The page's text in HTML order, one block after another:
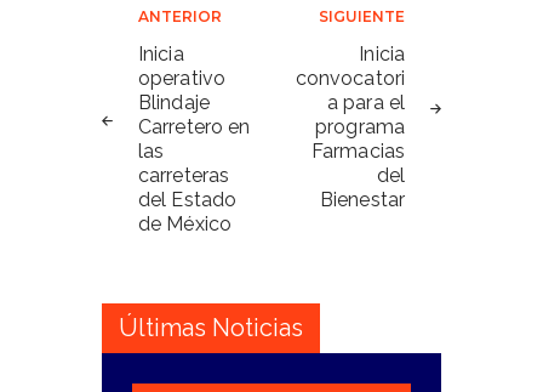
Navegación
de
entradas
ANTERIOR
Inicia
operativo
Blindaje
Carretero en
las
carreteras
del Estado
de México
SIGUIENTE
Inicia
convocatori
a para el
programa
Farmacias
del
Bienestar
Últimas Noticias